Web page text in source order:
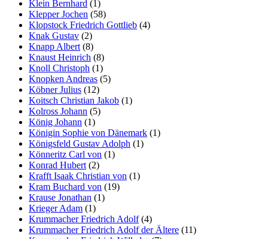
Klein Bernhard (1)
Klepper Jochen (58)
Klopstock Friedrich Gottlieb (4)
Knak Gustav (2)
Knapp Albert (8)
Knaust Heinrich (8)
Knoll Christoph (1)
Knopken Andreas (5)
Köbner Julius (12)
Koitsch Christian Jakob (1)
Kolross Johann (5)
König Johann (1)
Königin Sophie von Dänemark (1)
Königsfeld Gustav Adolph (1)
Könneritz Carl von (1)
Konrad Hubert (2)
Krafft Isaak Christian von (1)
Kram Buchard von (19)
Krause Jonathan (1)
Krieger Adam (1)
Krummacher Friedrich Adolf(4)
Krummacher Friedrich Adolf der Ältere (11)